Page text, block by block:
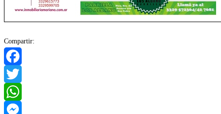
Compartir:
Facebook
Twitter
WhatsApp